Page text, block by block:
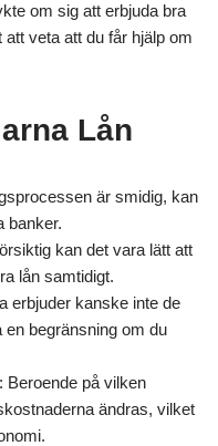
om sig att erbjuda bra
veta att du får hjälp om
Lån
är smidig, kan
banker.
kan det vara lätt att
lån samtidigt.
erbjuder kanske inte de
begränsning om du
Beroende på vilken
ändras, vilket